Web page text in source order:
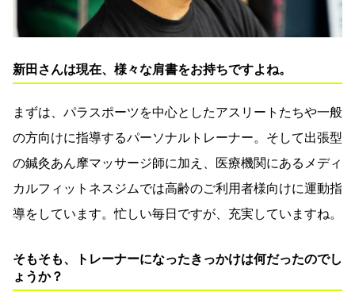
新田さんは現在、様々な肩書をお持ちですよね。
まずは、パラスポーツを中心としたアスリートたちや一般
の方向けに指導するパーソナルトレーナー。そして出張型
の鍼灸あん摩マッサージ師に加え、医療機関にあるメディ
カルフィットネスジムでは高齢のご利用者様向けに運動指
導をしています。忙しい毎日ですが、充実していますね。
そもそも、トレーナーになったきっかけは何だったのでし
ょうか？